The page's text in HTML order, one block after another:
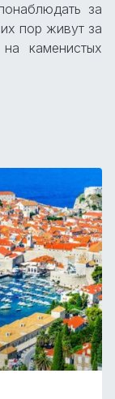
за
пор живут за
каменистых